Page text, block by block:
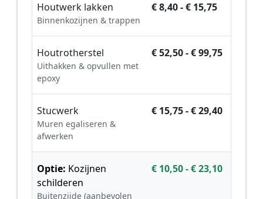
Houtwerk lakken
Binnenkozijnen & trappen
€ 8,40 - € 15,75
Houtrotherstel
Uithakken & opvullen met
epoxy
€ 52,50 - € 99,75
Stucwerk
Muren egaliseren &
afwerken
€ 15,75 - € 29,40
Optie: Kozijnen
schilderen
Buitenzijde (aanbevolen
€ 10,50 - € 23,10